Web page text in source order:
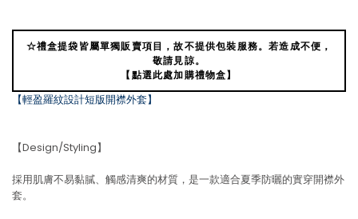
☆禮盒提袋皆屬單獨販賣項目，故不提供包裝服務。若造成不便，
敬請見諒。
【點選此處加購禮物盒】
【輕盈羅紋設計短版開襟外套】
【Design/Styling】
採用肌膚不易黏膩、觸感清爽的材質，是一款適合夏季防曬的實穿開襟外
套。